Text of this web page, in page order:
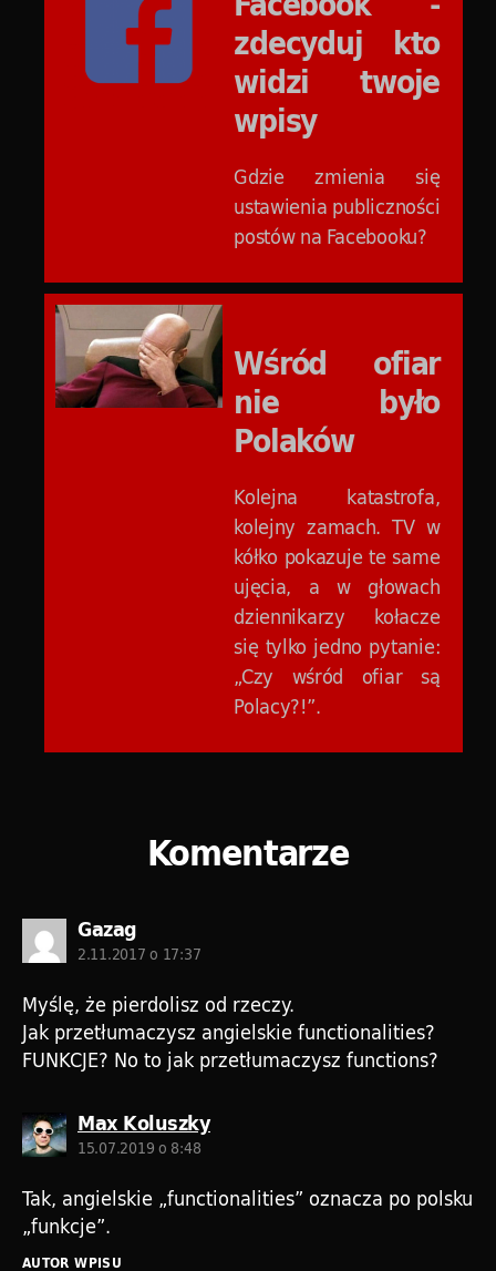
zdecyduj kto
widzi twoje
wpisy
Gdzie zmienia się
ustawienia publiczności
postów na Facebooku?
Wśród ofiar
nie było
Polaków
Kolejna katastrofa,
kolejny zamach. TV w
kółko pokazuje te same
ujęcia, a w głowach
dziennikarzy kołacze
się tylko jedno pytanie:
„Czy wśród ofiar są
Polacy?!”.
Komentarze
Gazagkomentarz:
2.11.2017 o 17:37
Myślę, że pierdolisz od rzeczy.
Jak przetłumaczysz angielskie functionalities?
FUNKCJE? No to jak przetłumaczysz functions?
Max Koluszkykomentarz:
15.07.2019 o 8:48
Tak, angielskie „functionalities” oznacza po polsku
„funkcje”.
AUTOR WPISU